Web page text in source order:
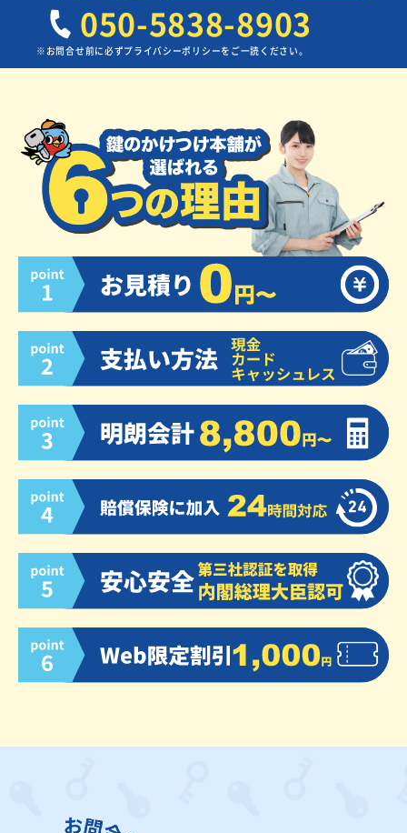
050-5838-8903
※お問合せ前に必ずプライバシーポリシーをご一読ください。